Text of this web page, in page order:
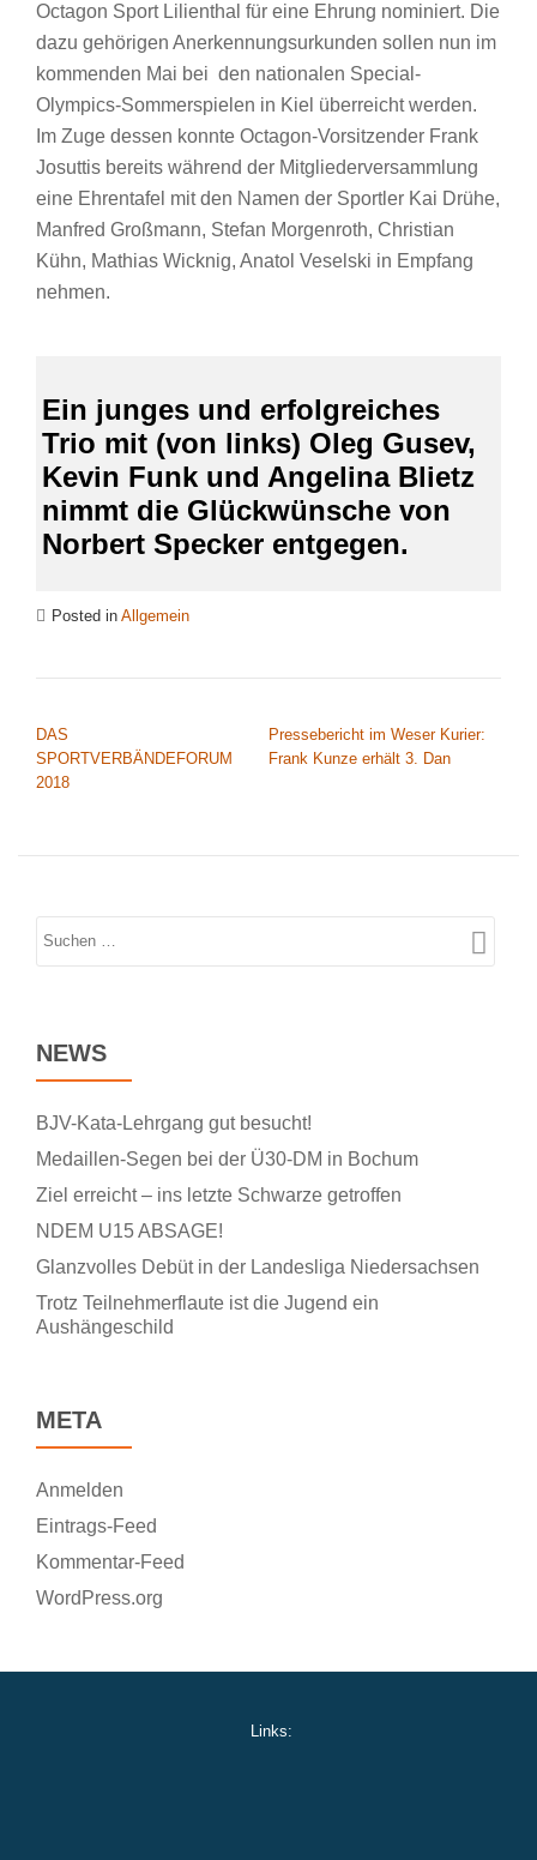
Octagon Sport Lilienthal für eine Ehrung nominiert. Die
dazu gehörigen Anerkennungsurkunden sollen nun im
kommenden Mai bei den nationalen Special-
Olympics-Sommerspielen in Kiel überreicht werden.
Im Zuge dessen konnte Octagon-Vorsitzender Frank
Josuttis bereits während der Mitgliederversammlung
eine Ehrentafel mit den Namen der Sportler Kai Drühe,
Manfred Großmann, Stefan Morgenroth, Christian
Kühn, Mathias Wicknig, Anatol Veselski in Empfang
nehmen.
Ein junges und erfolgreiches
Trio mit (von links) Oleg Gusev,
Kevin Funk und Angelina Blietz
nimmt die Glückwünsche von
Norbert Specker entgegen.
Posted in Allgemein
DAS
SPORTVERBÄNDEFORUM
2018
Pressebericht im Weser Kurier:
Frank Kunze erhält 3. Dan
NEWS
BJV-Kata-Lehrgang gut besucht!
Medaillen-Segen bei der Ü30-DM in Bochum
Ziel erreicht – ins letzte Schwarze getroffen
NDEM U15 ABSAGE!
Glanzvolles Debüt in der Landesliga Niedersachsen
Trotz Teilnehmerflaute ist die Jugend ein
Aushängeschild
META
Anmelden
Eintrags-Feed
Kommentar-Feed
WordPress.org
Links: